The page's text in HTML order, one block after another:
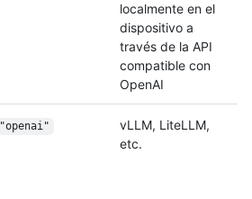
localmente en el
dispositivo a
través de la API
compatible con
OpenAI
"openai"
vLLM, LiteLLM,
etc.